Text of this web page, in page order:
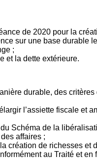
de 2020 pour la
sur une base durable
;
et la dette extérieure.
durable, des
l’assiette fiscale et
Schéma de la
affaires ;
création de richesses et
au Traité et